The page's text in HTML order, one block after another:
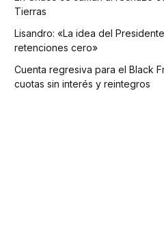
Tierras
Lisandro: «La idea del
retenciones cero»
Cuenta regresiva para el Black
cuotas sin interés y reintegros